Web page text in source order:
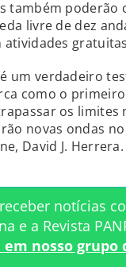
também
livre de dez
atividades
um verdadeiro
como o
os limites
novas ondas
David J. Herrera.
notícias
e a Revista
em nosso grupo